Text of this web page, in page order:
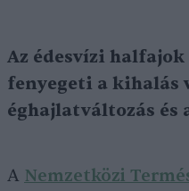
Az édesvízi
fenyegeti a kihalás
éghajlatváltozás és
A Nemzetközi